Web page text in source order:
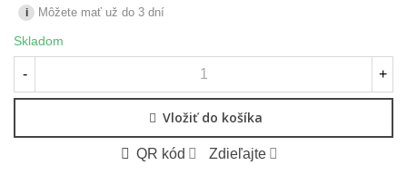
i Môžete mať už do 3 dní
Skladom
- +
Vložiť do košíka
QR kód Zdieľajte